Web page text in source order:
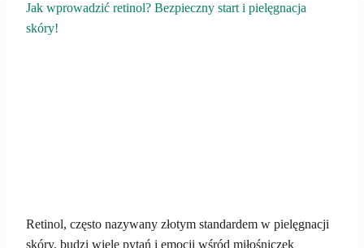
Jak wprowadzić retinol? Bezpieczny start i pielęgnacja
skóry!
Retinol, często nazywany złotym standardem w pielęgnacji
skóry, budzi wiele pytań i emocji wśród miłośniczek